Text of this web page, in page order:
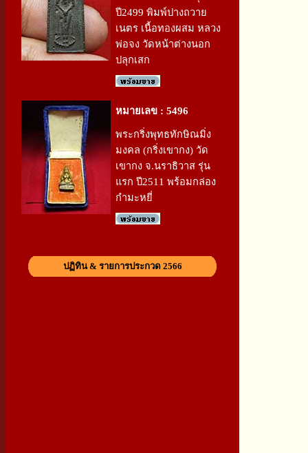
ปี2499 พิมพ์ปางถวาย
เนตร เนื้อทองผสม หลวง
พ่อจง วัดหน้าต่างนอก
ปลุกเสก
หมายเลข : 5496
พระกริ่งพุทธทักษิณมิ่ง
มงคล (กริ่งเขากง) วัด
เขากง จ.นราธิวาส รุ่น
แรก ปี2511 พร้อมกล่อง
กำมะหยี่
ปฏิทิน & รายการประกวด 2566